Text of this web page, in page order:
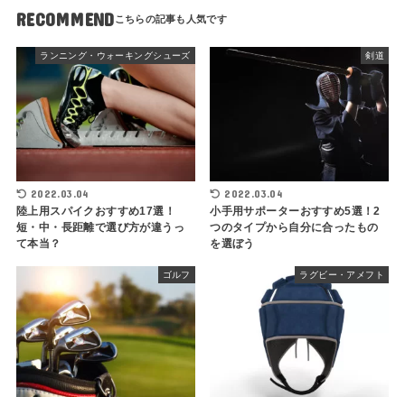
RECOMMEND
ランニング・ウォーキングシューズ
2022.03.04
陸上用スパイクおすすめ17選！
短・中・長距離で選び方が違うっ
て本当？
剣道
2022.03.04
小手用サポーターおすすめ5選！2
つのタイプから自分に合ったもの
を選ぼう
ゴルフ ラグビー・アメフト